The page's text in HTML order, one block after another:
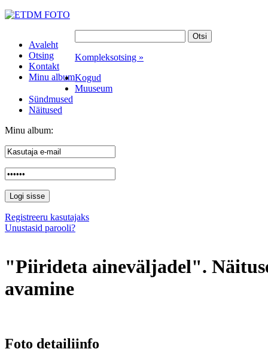
Avaleht
Otsing
Kontakt
Minu album
Kompleksotsing »
Kogud
Muuseum
Sündmused
Näitused
Minu album:
Registreeru kasutajaks
Unustasid parooli?
"Piirideta aineväljadel".
avamine
Foto detailiinfo